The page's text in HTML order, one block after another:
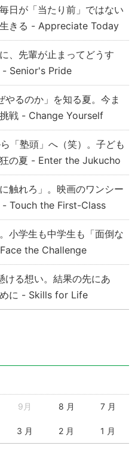
日が「当たり前」ではない
きる - Appreciate Today
、先輩が止まってどうす
- Senior's Pride
やるのか」を知る夏。今ま
戦 - Change Yourself
「塾頭」へ（笑）。子ども
の夏 - Enter the Jukucho
触れろ」。映画のワンシー
- Touch the First-Class
小学生も中学生も「面倒な
the Challenge
ける想い。結果の先にあ
に - Skills for Life
9月 8 月 7 月
3 月 2 月 1 月